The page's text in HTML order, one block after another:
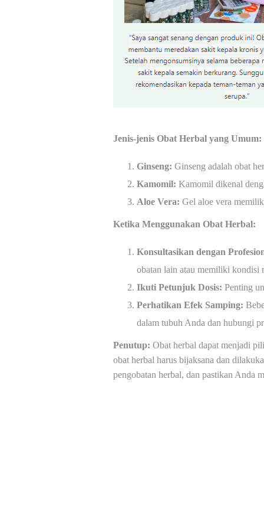
Jenis-jenis Obat Herbal yang Umum:
Ginseng: Ginseng adalah obat
Kamomil: Kamomil dikenal
Aloe Vera: Gel aloe vera
Ketika Menggunakan Obat Herbal:
Konsultasikan dengan
obatan lain atau memiliki kondisi
Ikuti Petunjuk Dosis: Penting
Perhatikan Efek Samping:
dalam tubuh Anda dan hubungi
Penutup: Obat herbal dapat menjadi
obat herbal harus bijaksana dan
pengobatan herbal, dan pastikan Anda